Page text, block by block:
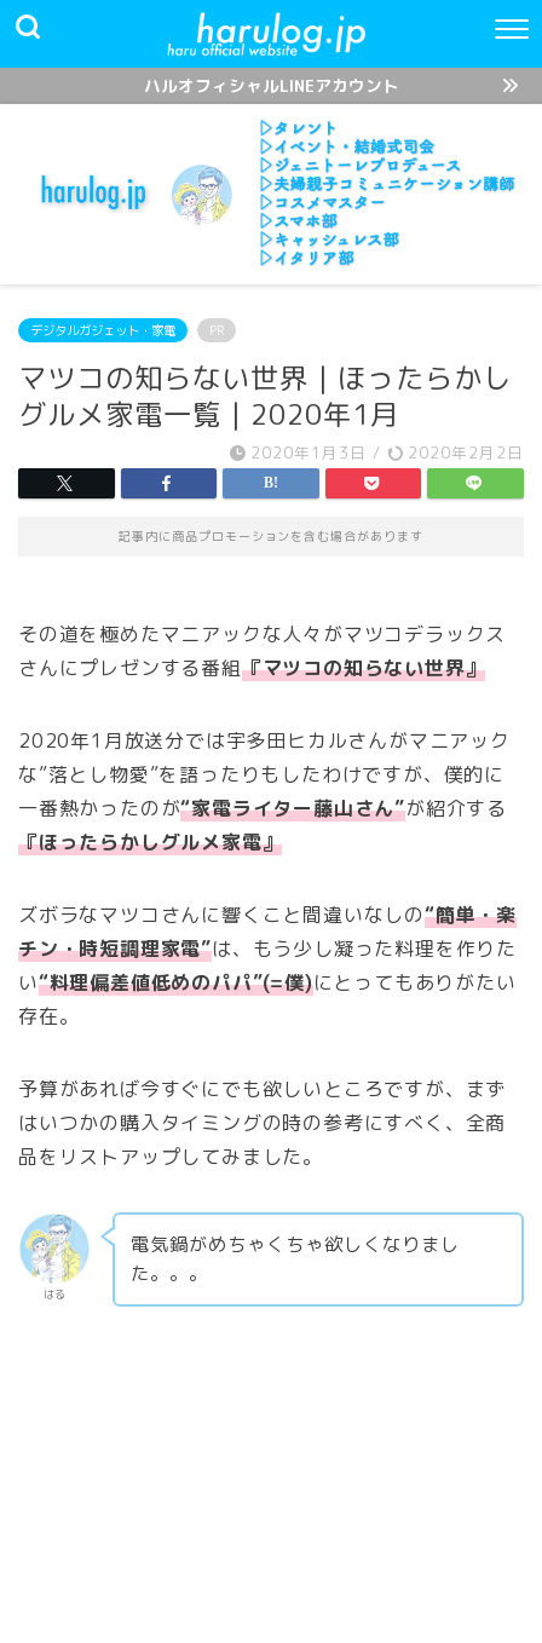
ハルオフィシャルLINEアカウント
デジタルガジェット・家電 PR
マツコの知らない世界｜ほったらかし
グルメ家電一覧｜2020年1月
2020年1月3日 / 2020年2月2日
記事内に商品プロモーションを含む場合があります
その道を極めたマニアックな人々がマツコデラックス
さんにプレゼンする番組『マツコの知らない世界』
2020年1月放送分では宇多田ヒカルさんがマニアック
な”落とし物愛”を語ったりもしたわけですが、僕的に
一番熱かったのが“家電ライター藤山さん”が紹介する
『ほったらかしグルメ家電』
ズボラなマツコさんに響くこと間違いなしの“簡単・楽
チン・時短調理家電”は、もう少し凝った料理を作りた
い“料理偏差値低めのパパ”(=僕)にとってもありがたい
存在。
予算があれば今すぐにでも欲しいところですが、まず
はいつかの購入タイミングの時の参考にすべく、全商
品をリストアップしてみました。
はる
電気鍋がめちゃくちゃ欲しくなりまし
た。。。